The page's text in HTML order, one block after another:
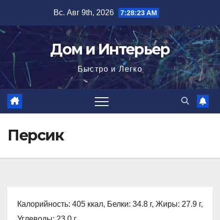
содержимому
Вс. Авг 9th, 2026 7:28:25 AM
Дом и Интерьер
Быстро и Легко
Персик
Калорийность: 405 ккал, Белки: 34.8 г, Жиры: 27.9 г,